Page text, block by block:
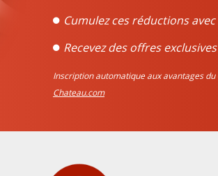
Cumulez ces réductions
Recevez des offres
Inscription automatique aux avantages
Chateau.com